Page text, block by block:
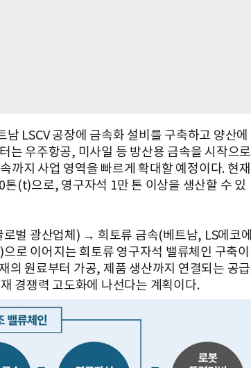
LSCV 공장에 금속화 설비를 구축하고 양산에
는 우주항공, 미사일 등 방산용 금속을 시작으로
까지 사업 영역을 빠르게 확대할 예정이다. 현재
톤(t)으로, 영구자석 1만 톤 이상을 생산할 수 있
벌 광산업체) → 희토류 금속(베트남, LS에코에
로 이어지는 희토류 영구자석 밸류체인 구축이
의 원료부터 가공, 제품 생산까지 연결되는 공급
경쟁력 고도화에 나선다는 계획이다.